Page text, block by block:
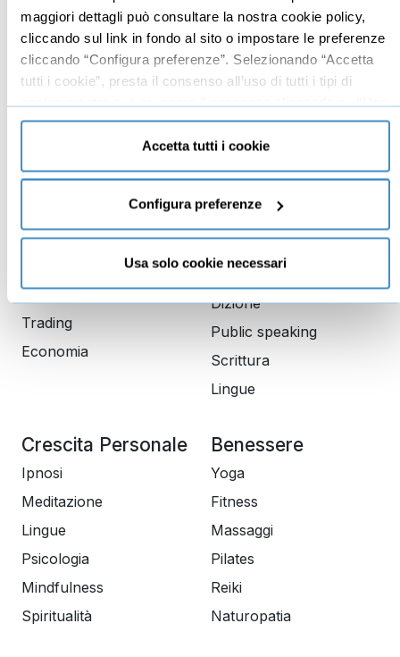
maggiori dettagli può consultare la nostra cookie policy,
cliccando sul link in fondo al sito o impostare le preferenze
cliccando “Configura preferenze”. Selezionando “Accetta
tutti i cookie”, presta il consenso all’uso di tutti i tipi di
cookie mentre può revocare il consenso cliccando su “Usa
solo cookie necessari” e saranno attivati i soli cookie
tecnici necessari al corretto funzionamento del sito.
Accetta tutti i cookie
Configura preferenze
Usa solo cookie necessari
Branding
Leadership
Business management
Marketing
Data analyst
finanziaria
Finanza
Trading
Economia
Comunicazione
Dizione
Public speaking
Scrittura
Lingue
Crescita Personale
Ipnosi
Meditazione
Lingue
Psicologia
Mindfulness
Spiritualità
Benessere
Yoga
Fitness
Massaggi
Pilates
Reiki
Naturopatia